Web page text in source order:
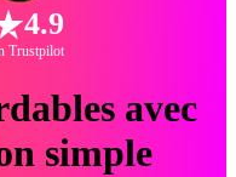
4.9
Trustpilot
avec
simple